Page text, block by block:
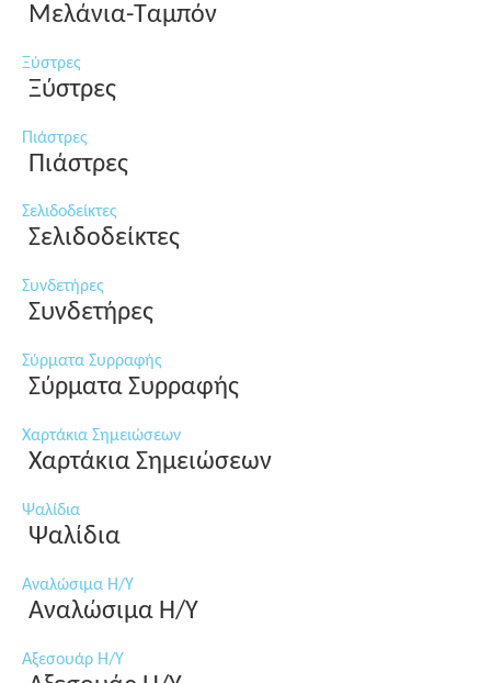
Μελάνια-Ταμπόν
Ξύστρες
Ξύστρες
Πιάστρες
Πιάστρες
Σελιδοδείκτες
Σελιδοδείκτες
Συνδετήρες
Συνδετήρες
Σύρματα Συρραφής
Σύρματα Συρραφής
Χαρτάκια Σημειώσεων
Χαρτάκια Σημειώσεων
Ψαλίδια
Ψαλίδια
Αναλώσιμα Η/Υ
Αναλώσιμα Η/Υ
Αξεσουάρ Η/Υ